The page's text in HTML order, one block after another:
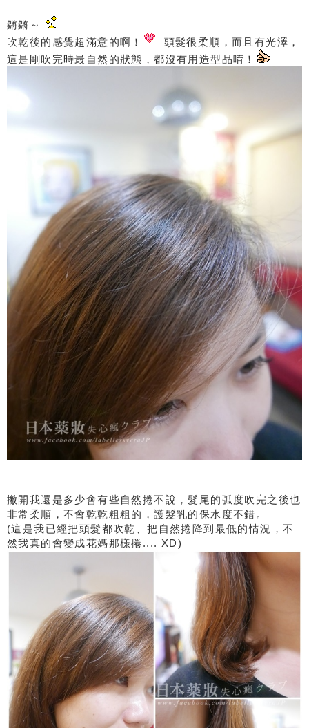
鏘鏘～
吹乾後的感覺超滿意的啊！
頭髮很柔順，而且有光澤，
這是剛吹完時最自然的狀態，都沒有用造型品唷！
撇開我還是多少會有些自然捲不說，髮尾的弧度吹完之後也
非常柔順，不會乾乾粗粗的，護髮乳的保水度不錯。
(這是我已經把頭髮都吹乾、把自然捲降到最低的情況，不
然我真的會變成花媽那樣捲.... XD)